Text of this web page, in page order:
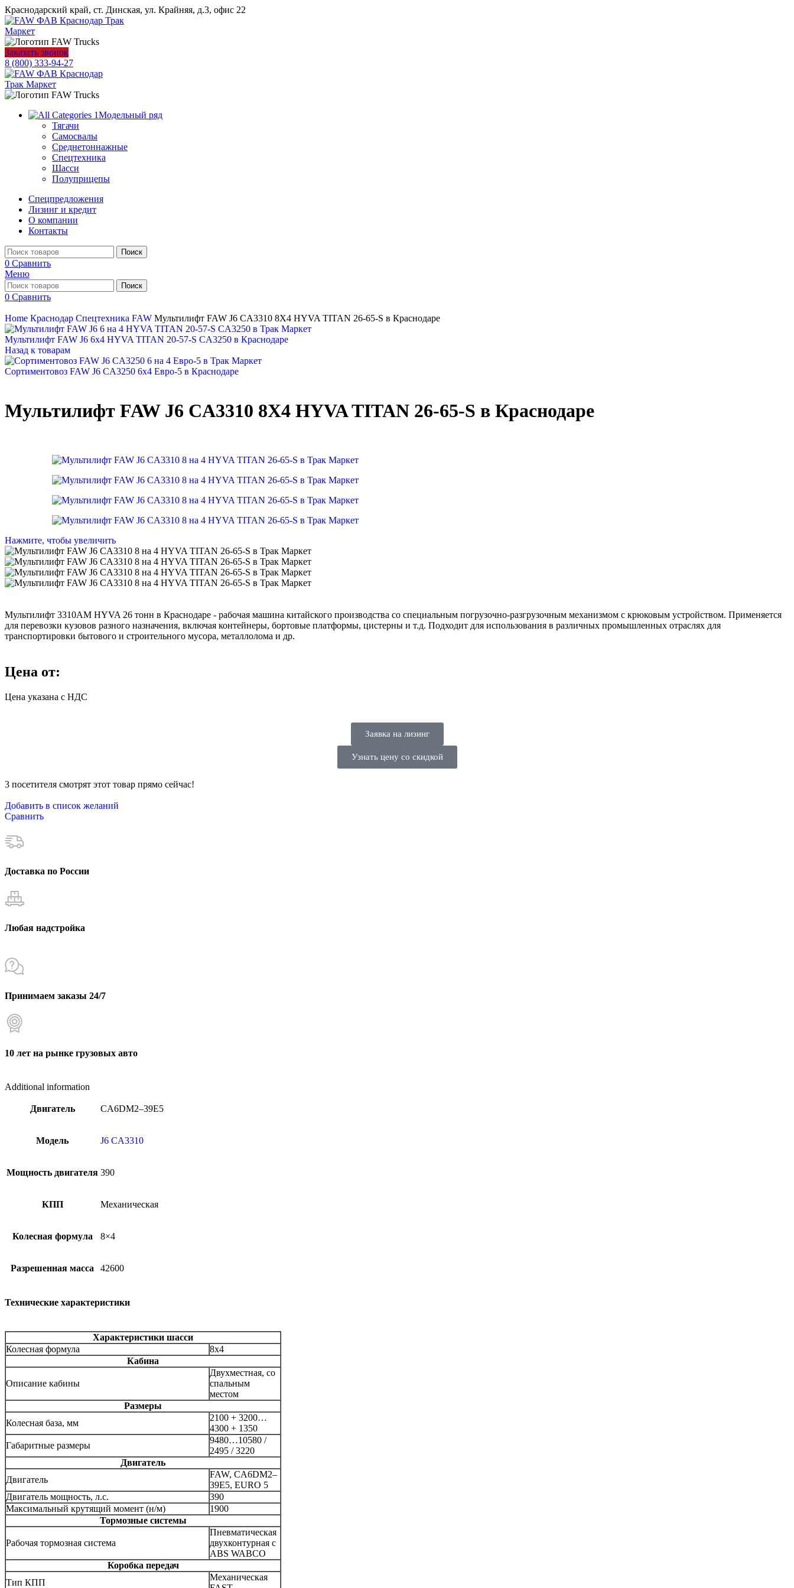
Краснодарский край, ст. Динская, ул. Крайняя, д.3, офис 22
Заказать звонок
8 (800) 333-94-27
Модельный ряд
Тягачи
Самосвалы
Среднетоннажные
Спецтехника
Шасси
Полуприцепы
Спецпредложения
Лизинг и кредит
О компании
Контакты
Поиск
0 Сравнить
Меню
Поиск
0 Сравнить
Home Краснодар Спецтехника FAW Мультилифт FAW J6 CA3310 8Х4 HYVA TITAN 26-65-S в Краснодаре
Мультилифт FAW J6 6х4 HYVA TITAN 20-57-S CA3250 в Краснодаре
Назад к товарам
Сортиментовоз FAW J6 CA3250 6х4 Евро-5 в Краснодаре
Мультилифт FAW J6 CA3310 8Х4 HYVA TITAN 26-65-S в Краснодаре
Нажмите, чтобы увеличить
Мультилифт 3310АМ HYVA 26 тонн в Краснодаре - рабочая машина китайского производства со специальным погрузочно-разгрузочным механизмом с крюковым устройством. Применяется
для перевозки кузовов разного назначения, включая контейнеры, бортовые платформы, цистерны и т.д. Подходит для использования в различных промышленных отраслях для
транспортировки бытового и строительного мусора, металлолома и др.
Цена от:
Цена указана с НДС
Заявка на лизинг
Узнать цену со скидкой
3 посетителя смотрят этот товар прямо сейчас!
Добавить в список желаний
Сравнить
Доставка по России
Любая надстройка
Принимаем заказы 24/7
10 лет на рынке грузовых авто
Additional information
Двигатель CA6DM2–39E5
Модель J6 CA3310
Мощность двигателя 390
КПП Механическая
Колесная формула 8×4
Разрешенная масса 42600
Технические характеристики
Характеристики шасси
Колесная формула
8x4
Кабина
Описание кабины
Двухместная, со
спальным
местом
Размеры
Колесная база, мм
2100 + 3200…
4300 + 1350
Габаритные размеры
9480…10580 /
2495 / 3220
Двигатель
Двигатель
FAW, CA6DM2–
39E5, EURO 5
Двигатель мощность, л.с.
390
Максимальный крутящий момент (н/м)
1900
Тормозные системы
Рабочая тормозная система
Пневматическая
двухконтурная с
ABS WABCO
Коробка передач
Тип КПП
Механическая